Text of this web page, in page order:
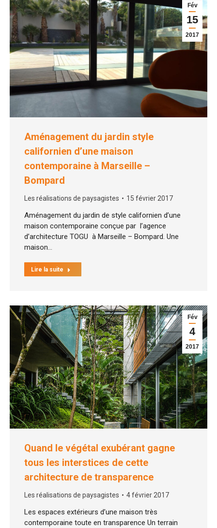
Fév
15
2017
Aménagement du jardin style
californien d’une maison
contemporaine à Marseille –
Bompard
Les réalisations de paysagistes 15 février 2017
Aménagement du jardin de style californien d’une
maison contemporaine conçue par l’agence
d’architecture TOGU à Marseille – Bompard. Une
maison…
Lire la suite
Fév
4
2017
Quand le végétal exubérant gagne
tous les interstices de cette
architecture de transparence
Les réalisations de paysagistes 4 février 2017
Les espaces extérieurs d’une maison très
contemporaine toute en transparence Un terrain